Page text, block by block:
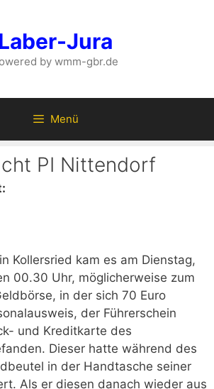
Jura
by wmm-gbr.de
Menü
PI Nittendorf
Kollersried kam es am Dienstag,
00.30 Uhr, möglicherweise zum
in der sich 70 Euro
der Führerschein
und Kreditkarte des
Dieser hatte während des
in der Handtasche seiner
Als er diesen danach wieder aus